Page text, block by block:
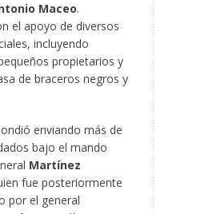
Maceo.
el apoyo de diversos
incluyendo
propietarios y
de braceros negros y
enviando más de
bajo el mando
Martínez
fue posteriormente
por el general